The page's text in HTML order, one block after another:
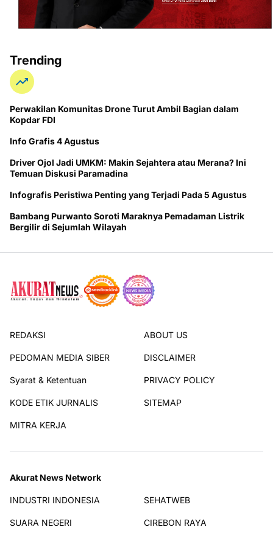
Trending
Perwakilan Komunitas Drone Turut Ambil Bagian dalam
Kopdar FDI
Info Grafis 4 Agustus
Driver Ojol Jadi UMKM: Makin Sejahtera atau Merana? Ini
Temuan Diskusi Paramadina
Infografis Peristiwa Penting yang Terjadi Pada 5 Agustus
Bambang Purwanto Soroti Maraknya Pemadaman Listrik
Bergilir di Sejumlah Wilayah
REDAKSI ABOUT US
PEDOMAN MEDIA SIBER DISCLAIMER
Syarat & Ketentuan PRIVACY POLICY
KODE ETIK JURNALIS SITEMAP
MITRA KERJA
Akurat News Network
INDUSTRI INDONESIA SEHATWEB
SUARA NEGERI CIREBON RAYA